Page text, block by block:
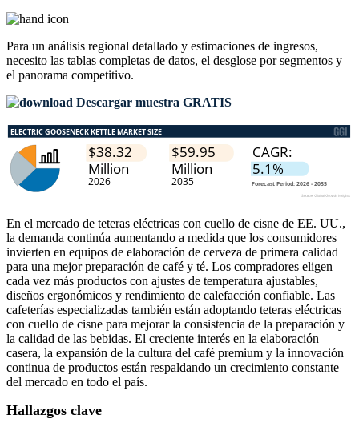
Para un análisis regional detallado y estimaciones de ingresos,
necesito las tablas completas de datos, el desglose por segmentos y
el panorama competitivo.
Descargar muestra GRATIS
En el mercado de teteras eléctricas con cuello de cisne de EE. UU.,
la demanda continúa aumentando a medida que los consumidores
invierten en equipos de elaboración de cerveza de primera calidad
para una mejor preparación de café y té. Los compradores eligen
cada vez más productos con ajustes de temperatura ajustables,
diseños ergonómicos y rendimiento de calefacción confiable. Las
cafeterías especializadas también están adoptando teteras eléctricas
con cuello de cisne para mejorar la consistencia de la preparación y
la calidad de las bebidas. El creciente interés en la elaboración
casera, la expansión de la cultura del café premium y la innovación
continua de productos están respaldando un crecimiento constante
del mercado en todo el país.
Hallazgos clave